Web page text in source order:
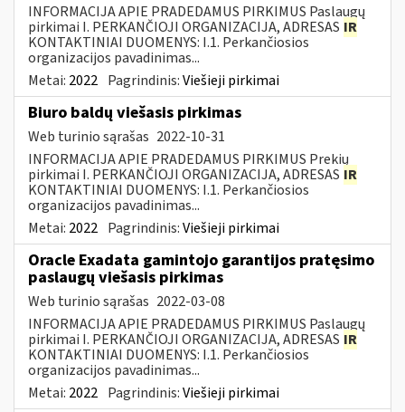
INFORMACIJA APIE PRADEDAMUS PIRKIMUS Paslaugų
pirkimai I. PERKANČIOJI ORGANIZACIJA, ADRESAS IR
KONTAKTINIAI DUOMENYS: I.1. Perkančiosios
organizacijos pavadinimas...
Metai: 2022 Pagrindinis:Viešieji pirkimai
Biuro baldų viešasis pirkimas
Web turinio sąrašas 2022-10-31
INFORMACIJA APIE PRADEDAMUS PIRKIMUS Prekių
pirkimai I. PERKANČIOJI ORGANIZACIJA, ADRESAS IR
KONTAKTINIAI DUOMENYS: I.1. Perkančiosios
organizacijos pavadinimas...
Metai: 2022 Pagrindinis:Viešieji pirkimai
Oracle Exadata gamintojo garantijos pratęsimo
paslaugų viešasis pirkimas
Web turinio sąrašas 2022-03-08
INFORMACIJA APIE PRADEDAMUS PIRKIMUS Paslaugų
pirkimai I. PERKANČIOJI ORGANIZACIJA, ADRESAS IR
KONTAKTINIAI DUOMENYS: I.1. Perkančiosios
organizacijos pavadinimas...
Metai: 2022 Pagrindinis:Viešieji pirkimai